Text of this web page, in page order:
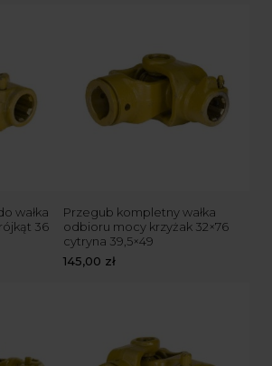
wałka
36
Przegub kompletny wałka
odbioru mocy krzyżak 32×76
cytryna 39,5×49
145,00 zł